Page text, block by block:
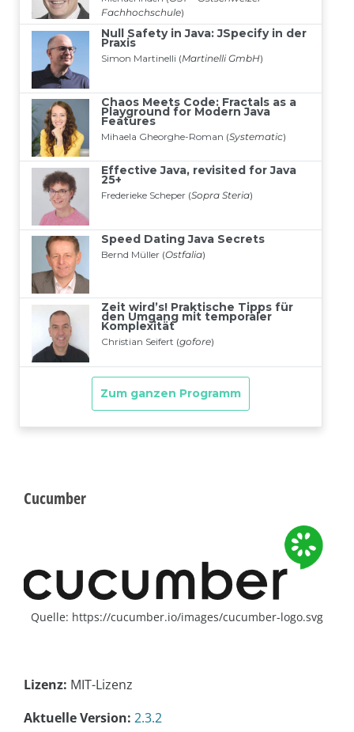
Cucumber
Quelle: https://cucumber.io/images/cucumber-logo.svg
Lizenz: MIT-Lizenz
Aktuelle Version: 2.3.2